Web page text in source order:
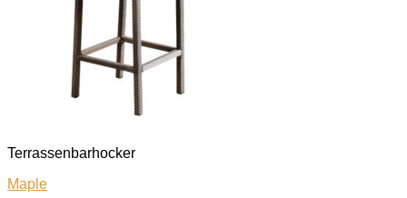
Terrassenbarhocker
Maple